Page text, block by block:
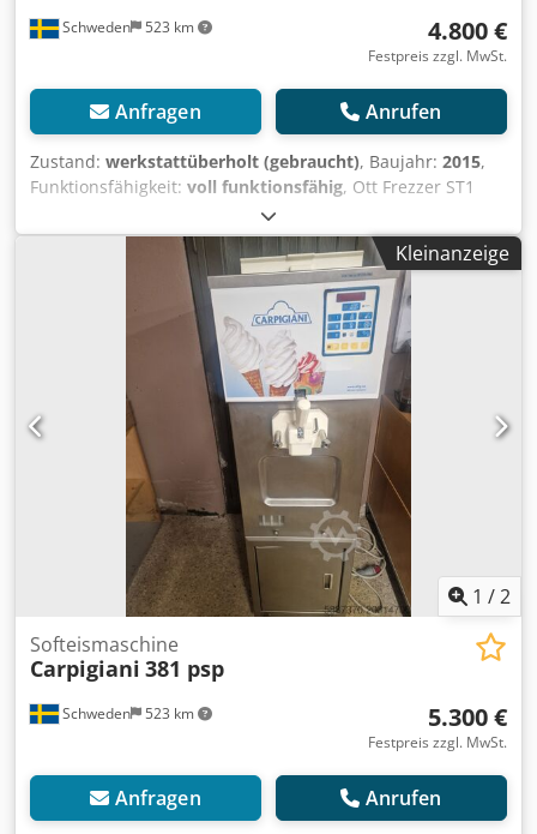
Schweden 523 km 4.800 €
Festpreis zzgl. MwSt.
Anfragen Anrufen
Zustand: werkstattüberholt (gebraucht), Baujahr: 2015,
Funktionsfähigkeit: voll funktionsfähig, Ott Frezzer ST1
PSP. Generalüberholt. Pasteurisierend, 3-phasig,
wassergekühlt. Djdpfx Aoxn Tvrjnfekr
Kleinanzeige
1 /2
Schweden 523 km
Softeismaschine
Carpigiani 381 psp
5.300 €
Festpreis zzgl. MwSt.
Anfragen Anrufen